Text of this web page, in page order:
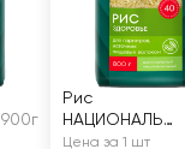
900г
Рис
НАЦИОНАЛЬ
Здоровье 1-й
Цена за 1 шт